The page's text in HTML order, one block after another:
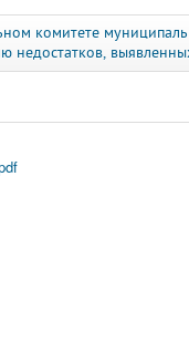
комитете
недостатков,